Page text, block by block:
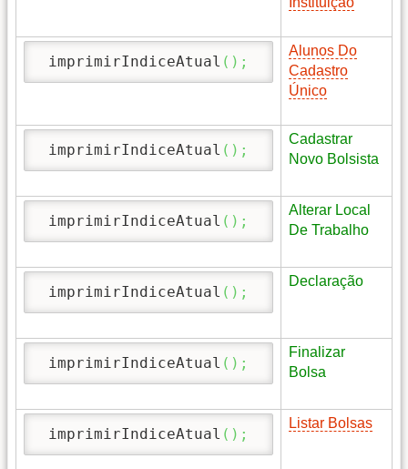
imprimirIndiceAtual ( ) ;
Alunos Do
Cadastro
Único
imprimirIndiceAtual ( ) ;
Cadastrar
Novo Bolsista
imprimirIndiceAtual ( ) ;
Alterar Local
De Trabalho
imprimirIndiceAtual ( ) ;
Declaração
imprimirIndiceAtual ( ) ;
Finalizar
Bolsa
imprimirIndiceAtual ( ) ;
Listar Bolsas